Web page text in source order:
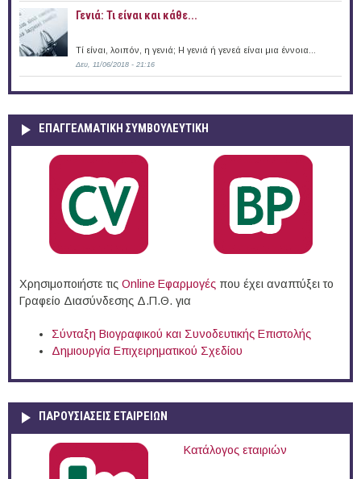
Γενιά: Τι είναι και κάθε...
Τί είναι, λοιπόν, η γενιά; Η γενιά ή γενεά είναι μια έννοια...
Δευ, 11/06/2018 - 21:16
ΕΠΑΓΓΕΛΜΑΤΙΚΉ ΣΥΜΒΟΥΛΕΥΤΙΚΉ
Χρησιμοποιήστε τις Online Eφαρμογές που έχει αναπτύξει το
Γραφείο Διασύνδεσης Δ.Π.Θ. για
Σύνταξη Βιογραφικού και Συνοδευτικής Επιστολής
Δημιουργία Επιχειρηματικού Σχεδίου
ΠΑΡΟΥΣΙΆΣΕΙΣ ΕΤΑΙΡΕΙΏΝ
Κατάλογος εταιριών